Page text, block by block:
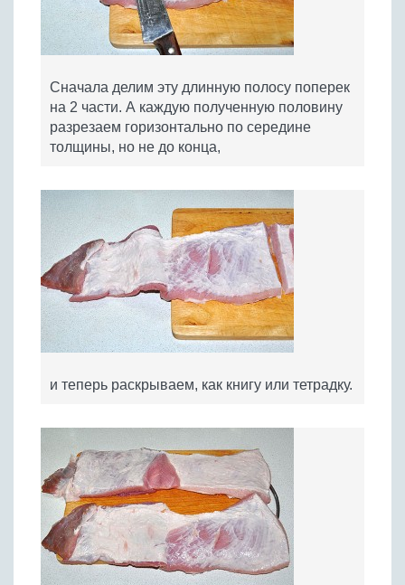
Сначала делим эту длинную полосу поперек
на 2 части. А каждую полученную половину
разрезаем горизонтально по середине
толщины, но не до конца,
и теперь раскрываем, как книгу или тетрадку.